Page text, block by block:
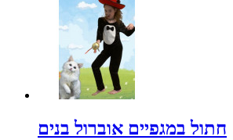
חתול במגפיים אוברול בנים